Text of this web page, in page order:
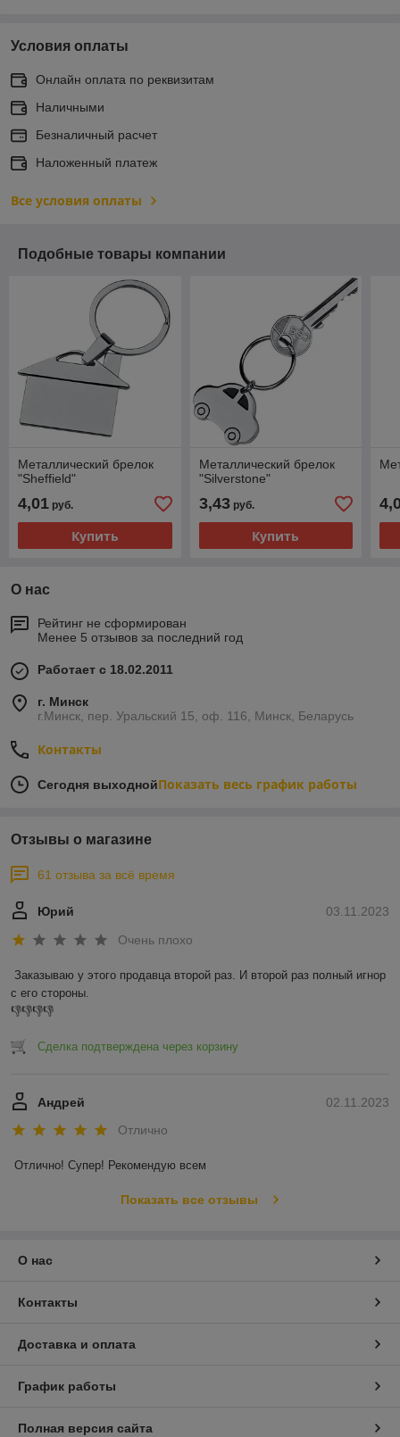
Условия оплаты
Онлайн оплата по реквизитам
Наличными
Безналичный расчет
Наложенный платеж
Все условия оплаты
Подобные товары компании
Металлический брелок
"Sheffield"
4,01 руб.
Купить
Металлический брелок
"Silverstone"
3,43руб.
Купить
О нас
Рейтинг не сформирован
Менее 5 отзывов за последний год
Работает с 18.02.2011
г. Минск
г.Минск, пер. Уральский 15, оф. 116, Минск, Беларусь
Контакты
Сегодня выходнойПоказать весь график работы
Отзывы о магазине
61 отзыва за всё время
03.11.2023
Юрий
Очень плохо
Заказываю у этого продавца второй раз. И второй раз полный игнор
с его стороны.
👎👎👎👎
Сделка подтверждена через корзину
02.11.2023
Андрей
Отлично
Отлично! Супер! Рекомендую всем
Показать все отзывы
О нас
Контакты
Доставка и оплата
График работы
Полная версия сайта